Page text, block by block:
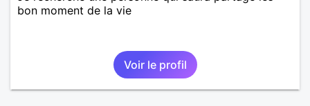
bon moment de la vie
Voir le profil